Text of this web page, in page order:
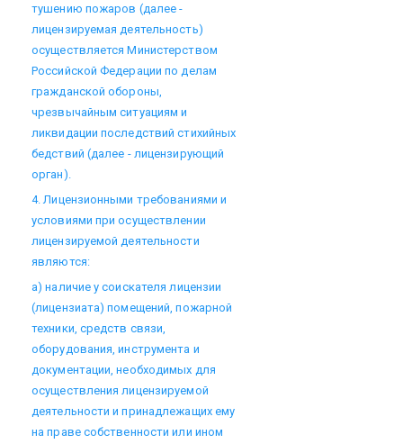
тушению пожаров (далее -
лицензируемая деятельность)
осуществляется Министерством
Российской Федерации по делам
гражданской обороны,
чрезвычайным ситуациям и
ликвидации последствий стихийных
бедствий (далее - лицензирующий
орган).
4. Лицензионными требованиями и
условиями при осуществлении
лицензируемой деятельности
являются:
а) наличие у соискателя лицензии
(лицензиата) помещений, пожарной
техники, средств связи,
оборудования, инструмента и
документации, необходимых для
осуществления лицензируемой
деятельности и принадлежащих ему
на праве собственности или ином